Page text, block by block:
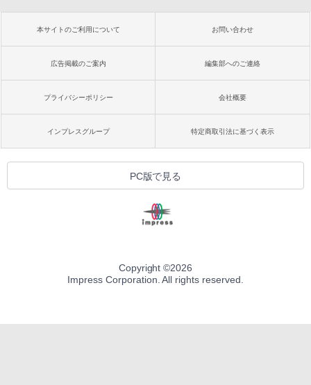
本サイトのご利用について お問い合わせ
広告掲載のご案内 編集部へのご連絡
プライバシーポリシー 会社概要
インプレスグループ 特定商取引法に基づく表示
PC版で見る
Copyright ©2026
Impress Corporation. All rights reserved.